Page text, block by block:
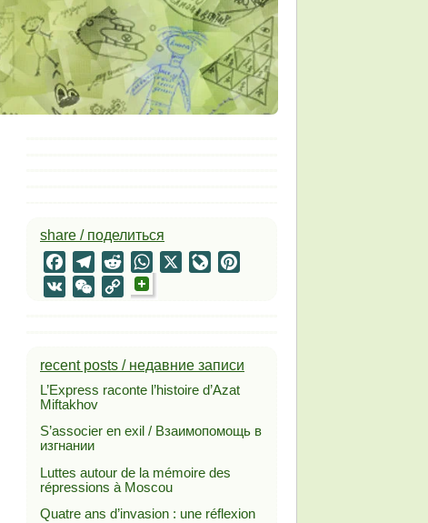
share / поделиться
FacebookTelegramRedditWhatsApp LiveJournal
VK
WeChat
Copy
recent posts / недавние записи
L’Express raconte l’histoire d’Azat
Miftakhov
S’associer en exil / Взаимопомощь в
изгнании
Luttes autour de la mémoire des
répressions à Moscou
Quatre ans d’invasion : une réflexion